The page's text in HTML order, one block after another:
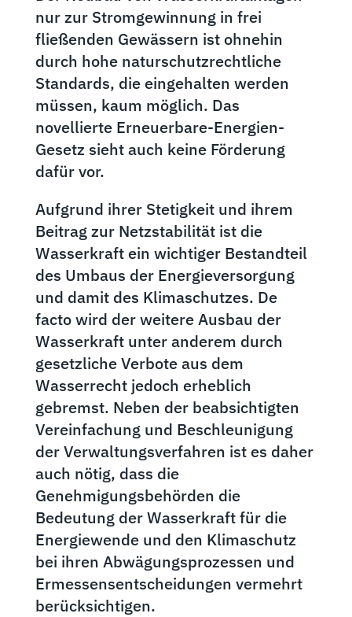
nur zur Stromgewinnung in frei
fließenden Gewässern ist ohnehin
durch hohe naturschutzrechtliche
Standards, die eingehalten werden
müssen, kaum möglich. Das
novellierte Erneuerbare-Energien-
Gesetz sieht auch keine Förderung
dafür vor.
Aufgrund ihrer Stetigkeit und ihrem
Beitrag zur Netzstabilität ist die
Wasserkraft ein wichtiger Bestandteil
des Umbaus der Energieversorgung
und damit des Klimaschutzes. De
facto wird der weitere Ausbau der
Wasserkraft unter anderem durch
gesetzliche Verbote aus dem
Wasserrecht jedoch erheblich
gebremst. Neben der beabsichtigten
Vereinfachung und Beschleunigung
der Verwaltungsverfahren ist es daher
auch nötig, dass die
Genehmigungsbehörden die
Bedeutung der Wasserkraft für die
Energiewende und den Klimaschutz
bei ihren Abwägungsprozessen und
Ermessensentscheidungen vermehrt
berücksichtigen.